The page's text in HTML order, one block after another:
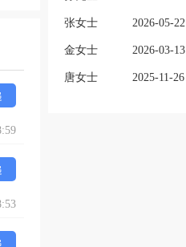
张女士 2026-05-22
金女士 2026-03-13
唐女士 2025-11-26